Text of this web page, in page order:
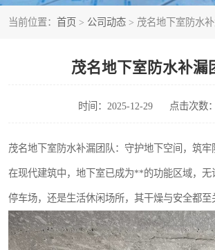
当前位置： 首页 > 公司动态 > 茂名地下室防水
茂名地下室防水补漏
时间：2025-12-29 点击次数
茂名地下室防水补漏团队：守护地下空间，筑牢
在现代建筑中，地下室已成为**的功能区域，无
停车场，还是生活休闲场所，其干燥与安全都至